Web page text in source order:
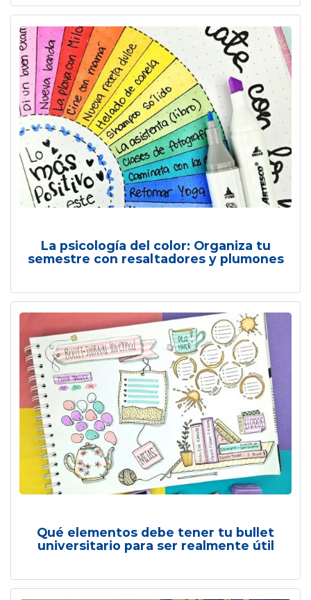
La psicología del color: Organiza tu
semestre con resaltadores y plumones
Qué elementos debe tener tu bullet
universitario para ser realmente útil